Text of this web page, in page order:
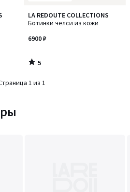
LA REDOUTE COLLECTIONS
Ботинки челси из кожи
6900 ₽
5
/
5
/
1 из 1